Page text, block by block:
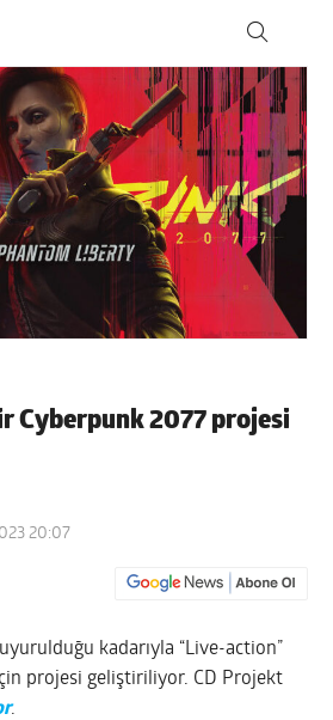
Cyberpunk 2077 projesi
20:07
kadarıyla “Live-action”
projesi geliştiriliyor. CD Projekt
.